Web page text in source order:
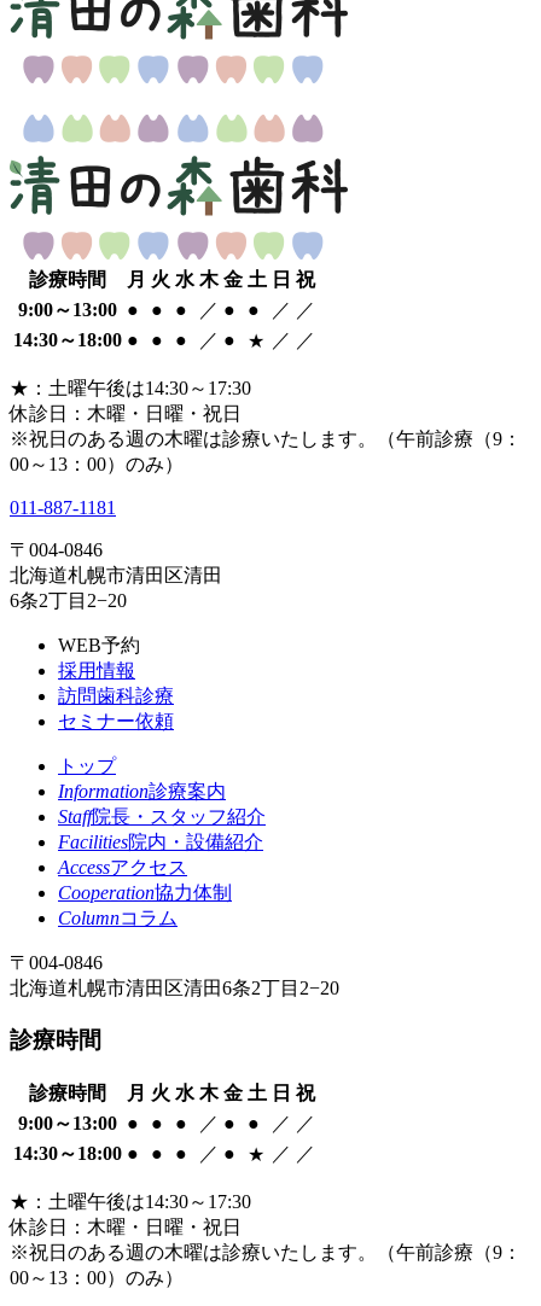
診療時間 月 火 水 木 金 土 日 祝
9:00～13:00 ● ● ● ／ ● ● ／ ／
14:30～18:00 ● ● ● ／ ● ★ ／ ／
★ ：土曜午後は14:30～17:30
休診日：木曜・日曜・祝日
※祝日のある週の木曜は診療いたします。
（午前診療（9：
00～13：00）のみ）
011-887-1181
〒004-0846
北海道札幌市清田区清田
6条2丁目2−20
WEB予約
採用情報
訪問歯科診療
セミナー依頼
トップ
Information診療案内
Staff院長・スタッフ紹介
Facilities院内・設備紹介
Accessアクセス
Cooperation協力体制
Columnコラム
〒004-0846
北海道札幌市清田区清田6条2丁目2−20
診療時間
診療時間 月 火 水 木 金 土 日 祝
9:00～13:00 ● ● ● ／ ● ● ／ ／
14:30～18:00 ● ● ● ／ ● ★ ／ ／
★ ：土曜午後は14:30～17:30
休診日：木曜・日曜・祝日
※祝日のある週の木曜は診療いたします。
（午前診療（9：
00～13：00）のみ）